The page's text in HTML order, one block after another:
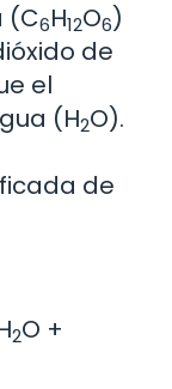
(C6H12O6)
de
el
(H2O).
de
2O +